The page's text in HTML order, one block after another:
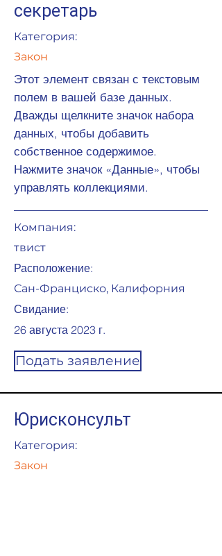
секретарь
Категория:
Закон
Этот элемент связан с текстовым
полем в вашей базе данных.
Дважды щелкните значок набора
данных, чтобы добавить
собственное содержимое.
Нажмите значок «Данные», чтобы
управлять коллекциями.
Компания:
твист
Расположение:
Сан-Франциско, Калифорния
Свидание:
26 августа 2023 г.
Подать заявление
Юрисконсульт
Категория:
Закон